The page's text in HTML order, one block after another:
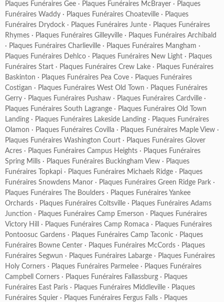
Plaques Funéraires Gee · Plaques Funéraires McBrayer · Plaques
Funéraires Waddy · Plaques Funéraires Choateville · Plaques
Funéraires Drydock · Plaques Funéraires Junte · Plaques Funéraires
Rhymes · Plaques Funéraires Gilleyville · Plaques Funéraires Archibald
· Plaques Funéraires Charlieville · Plaques Funéraires Mangham ·
Plaques Funéraires Dehlco · Plaques Funéraires New Light · Plaques
Funéraires Start · Plaques Funéraires Crew Lake · Plaques Funéraires
Baskinton · Plaques Funéraires Pea Cove · Plaques Funéraires
Costigan · Plaques Funéraires West Old Town · Plaques Funéraires
Gerry · Plaques Funéraires Pushaw · Plaques Funéraires Cardville ·
Plaques Funéraires South Lagrange · Plaques Funéraires Old Town
Landing · Plaques Funéraires Lakeside Landing · Plaques Funéraires
Olamon · Plaques Funéraires Covilla · Plaques Funéraires Maple View ·
Plaques Funéraires Washington Court · Plaques Funéraires Glover
Acres · Plaques Funéraires Campus Heights · Plaques Funéraires
Spring Mills · Plaques Funéraires Buckingham View · Plaques
Funéraires Topkapi · Plaques Funéraires Michaels Ridge · Plaques
Funéraires Snowdens Manor · Plaques Funéraires Green Ridge Park ·
Plaques Funéraires The Boulders · Plaques Funéraires Yankee
Orchards · Plaques Funéraires Coltsville · Plaques Funéraires Adams
Junction · Plaques Funéraires Camp Emerson · Plaques Funéraires
Victory Hill
· Plaques Funéraires Camp Romaca · Plaques Funéraires
Pontoosuc Gardens · Plaques Funéraires Camp Taconic · Plaques
Funéraires Bowne Center · Plaques Funéraires McCords · Plaques
Funéraires Segwun · Plaques Funéraires Labarge · Plaques Funéraires
Holy Corners · Plaques Funéraires Parmelee · Plaques Funéraires
Campbell Corners · Plaques Funéraires Fallassburg · Plaques
Funéraires East Paris · Plaques Funéraires Middleville · Plaques
Funéraires Squier · Plaques Funéraires Fergus Falls · Plaques